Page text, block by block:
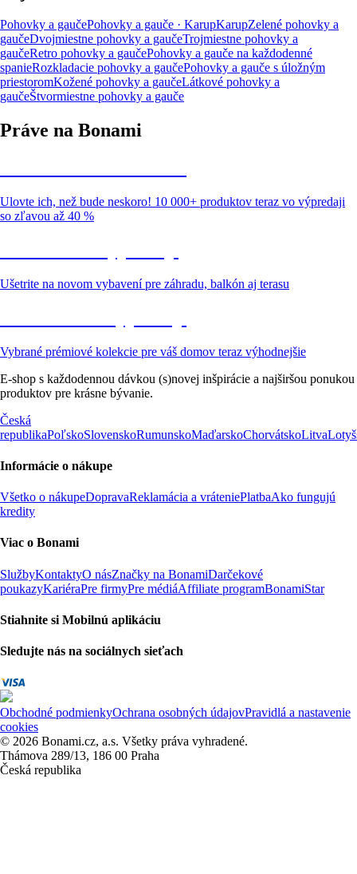
Pohovky a gaučePohovky a gauče · KarupKarupZelené pohovky a
gaučeDvojmiestne pohovky a gaučeTrojmiestne pohovky a
gaučeRetro pohovky a gaučePohovky a gauče na každodenné
spanieRozkladacie pohovky a gaučePohovky a gauče s úložným
priestoromKožené pohovky a gaučeLátkové pohovky a
gaučeŠtvormiestne pohovky a gauče
Práve na Bonami
Ulovte ich, než bude neskoro! 10 000+ produktov teraz vo výpredaji
so zľavou až 40 %
Ušetrite na novom vybavení pre záhradu, balkón aj terasu
Vybrané prémiové kolekcie pre váš domov teraz výhodnejšie
E-shop s každodennou dávkou (s)novej inšpirácie a najširšou ponukou
produktov pre krásne bývanie.
Česká
republikaPoľskoSlovenskoRumunskoMaďarskoChorvátskoLitva
Informácie o nákupe
Všetko o nákupeDopravaReklamácia a vráteniePlatbaAko fungujú
kredity
Viac o Bonami
SlužbyKontaktyO násZnačky na BonamiDarčekové
poukazyKariéraPre firmyPre médiáAffiliate programBonamiStar
Stiahnite si Mobilnú aplikáciu
Sledujte nás na sociálnych sieťach
Obchodné podmienkyOchrana osobných údajovPravidlá a nastavenie
cookies
© 2026 Bonami.cz, a.s. Všetky práva vyhradené.
Thámova 289/13, 186 00 Praha
Česká republika